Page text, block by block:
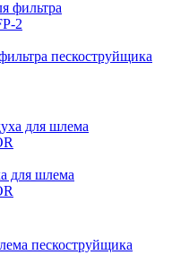
пескоструйщика
для шлема